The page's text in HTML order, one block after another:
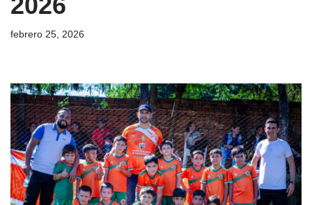
febrero 25, 2026